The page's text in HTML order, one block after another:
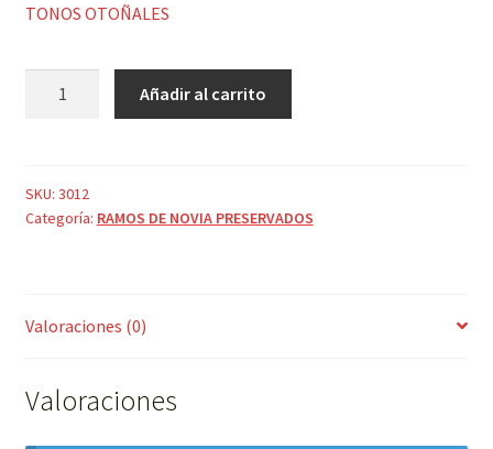
TONOS OTOÑALES
N.13
(PREVIO
Añadir al carrito
SKU: 3012
Categoría: RAMOS DE NOVIA PRESERVADOS
Valoraciones (0)
Valoraciones